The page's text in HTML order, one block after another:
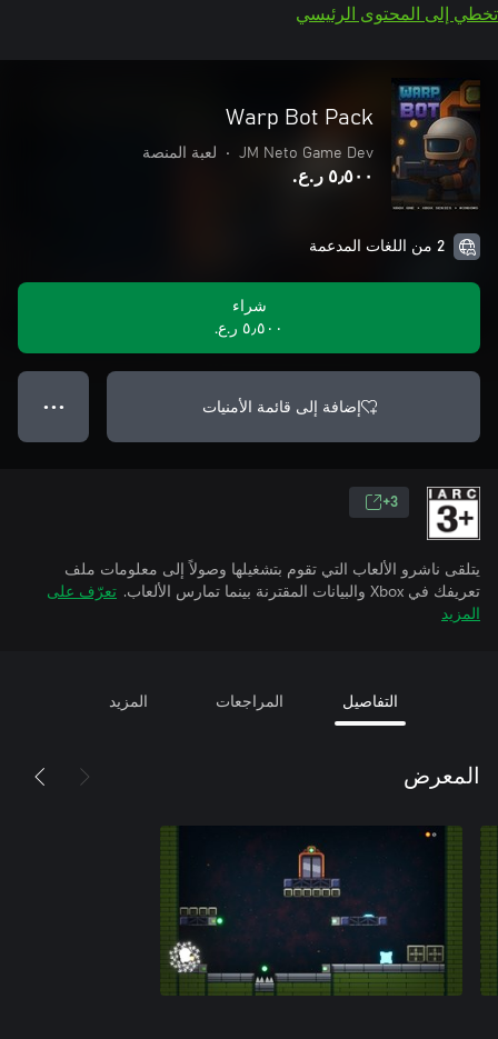
تخطي إلى المحتوى الرئيسي
Warp Bot Pack
JM Neto Game Dev
• لعبة المنصة
٥٫٥٠٠ ر.ع.‏
2 من اللغات المدعمة
شراء
٥٫٥٠٠ ر.ع.‏
إضافة إلى قائمة الأمنيات ● ● ●
3+
يتلقى ناشرو الألعاب التي تقوم بتشغيلها وصولاً إلى معلومات ملف
تعريفك في Xbox والبيانات المقترنة بينما تمارس الألعاب.
تعرّف على
المزيد
التفاصيل المراجعات المزيد
المعرض